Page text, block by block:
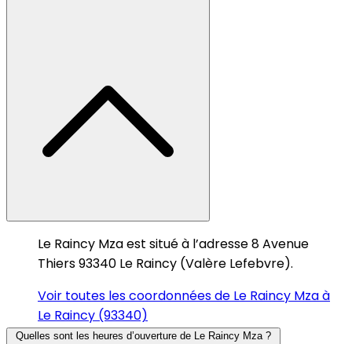
Le Raincy Mza est situé à l’adresse 8 Avenue
Thiers 93340 Le Raincy (Valère Lefebvre).
Voir toutes les coordonnées de Le Raincy Mza à
Le Raincy (93340)
Quelles sont les heures d’ouverture de Le Raincy Mza ?